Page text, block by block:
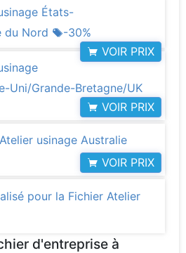
États-
du Nord
-30%
VOIR PRIX
Uni/Grande-Bretagne/UK
VOIR PRIX
usinage Australie
VOIR PRIX
pour la Fichier Atelier
d'entreprise à